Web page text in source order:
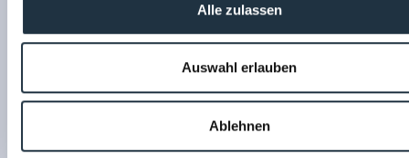
Alle zulassen
Auswahl erlauben
Ablehnen